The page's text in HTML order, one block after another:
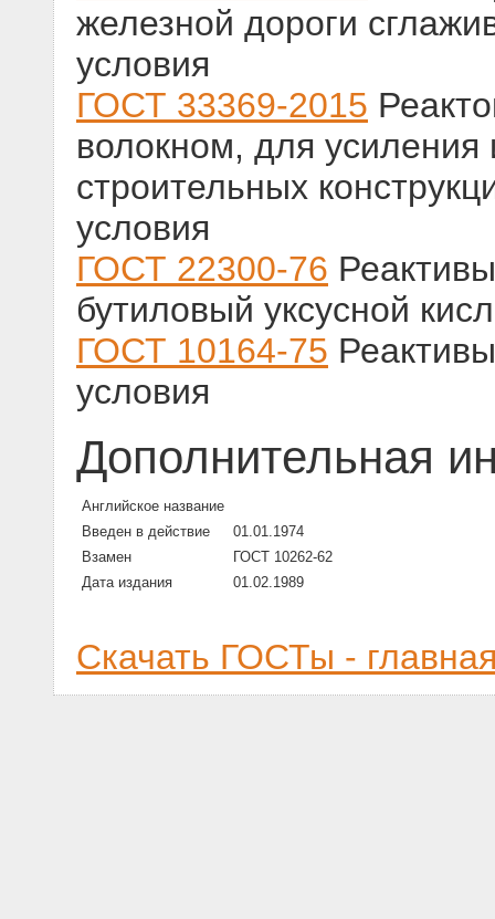
железной дороги
условия
ГОСТ 33369-2015
волокном, для усиления
строительных
условия
ГОСТ 22300-76
бутиловый уксусной
ГОСТ 10164-75
условия
Дополнительная
Английское название
Введен в действие
01.01.1974
Взамен
ГОСТ 10262-62
Дата издания
01.02.1989
Скачать ГОСТы -